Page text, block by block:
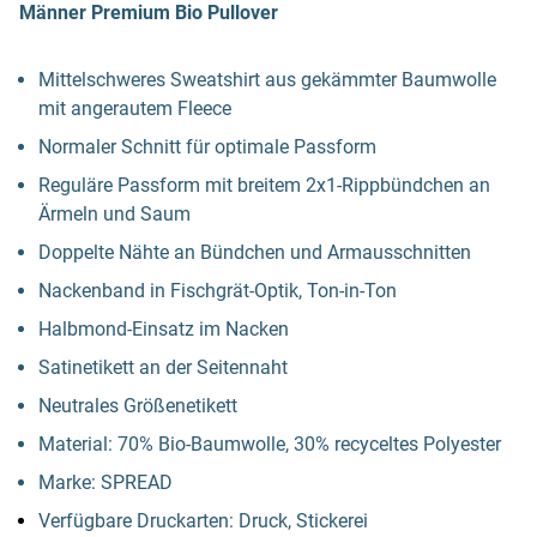
Männer Premium Bio Pullover
Mittelschweres Sweatshirt aus gekämmter Baumwolle
mit angerautem Fleece
Normaler Schnitt für optimale Passform
Reguläre Passform mit breitem 2x1-Rippbündchen an
Ärmeln und Saum
Doppelte Nähte an Bündchen und Armausschnitten
Nackenband in Fischgrät-Optik, Ton-in-Ton
Halbmond-Einsatz im Nacken
Satinetikett an der Seitennaht
Neutrales Größenetikett
Material: 70% Bio-Baumwolle, 30% recyceltes Polyester
Marke: SPREAD
Verfügbare Druckarten: Druck, Stickerei